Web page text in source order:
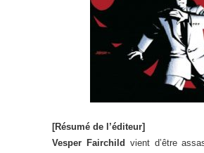
[Résumé de l’éditeur]
Vesper Fairchild vient d’être